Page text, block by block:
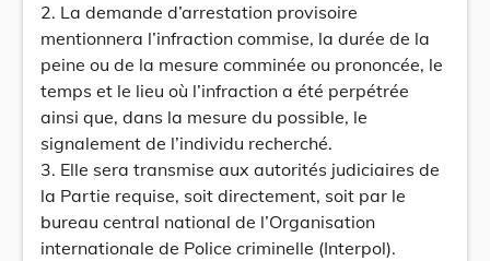
2. La demande d’arrestation provisoire
mentionnera l’infraction commise, la durée de la
peine ou de la mesure comminée ou prononcée, le
temps et le lieu où l’infraction a été perpétrée
ainsi que, dans la mesure du possible, le
signalement de l’individu recherché.
3. Elle sera transmise aux autorités judiciaires de
la Partie requise, soit directement, soit par le
bureau central national de l’Organisation
internationale de Police criminelle (Interpol).